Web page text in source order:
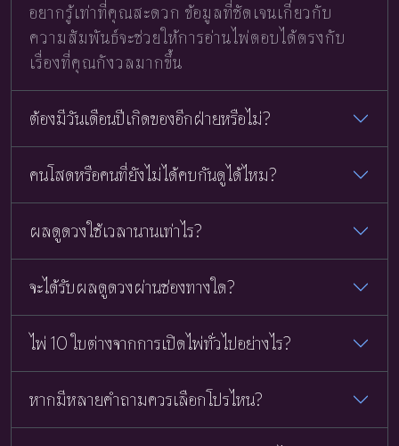
อยากรู้เท่าที่คุณสะดวก ข้อมูลที่ชัดเจนเกี่ยวกับ
ความสัมพันธ์จะช่วยให้การอ่านไพ่ตอบได้ตรงกับ
เรื่องที่คุณกังวลมากขึ้น
ต้องมีวันเดือนปีเกิดของอีกฝ่ายหรือไม่?
คนโสดหรือคนที่ยังไม่ได้คบกันดูได้ไหม?
ผลดูดวงใช้เวลานานเท่าไร?
จะได้รับผลดูดวงผ่านช่องทางใด?
ไพ่ 10 ใบต่างจากการเปิดไพ่ทั่วไปอย่างไร?
หากมีหลายคำถามควรเลือกโปรไหน?